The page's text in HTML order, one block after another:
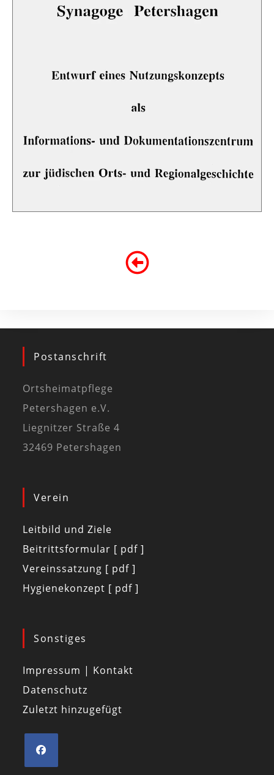
Postanschrift
Ortsheimatpflege
Petershagen e.V.
Liegnitzer Straße 4
32469 Petershagen
Verein
Leitbild und Ziele
Beitrittsformular [ pdf ]
Vereinssatzung [ pdf ]
Hygienekonzept [ pdf ]
Sonstiges
Impressum | Kontakt
Datenschutz
Zuletzt hinzugefügt